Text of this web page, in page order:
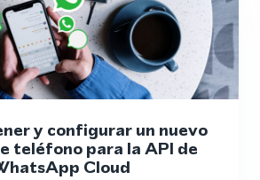
y configurar un nuevo
teléfono para la API de
Cloud